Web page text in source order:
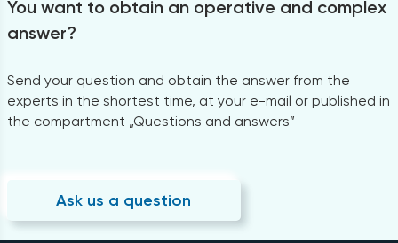
You want to obtain an operative and complex
answer?
Send your question and obtain the answer from the
experts in the shortest time, at your e-mail or published in
the compartment „Questions and answers”
Ask us a question